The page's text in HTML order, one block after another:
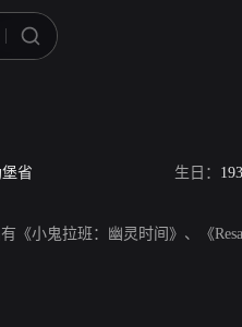
省 生日：
小鬼拉班：幽灵时间》、《